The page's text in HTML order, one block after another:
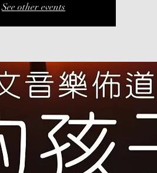
See other events